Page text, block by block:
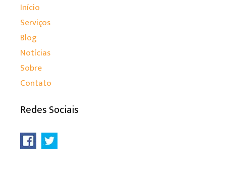
Início
Serviços
Blog
Notícias
Sobre
Contato
Redes Sociais